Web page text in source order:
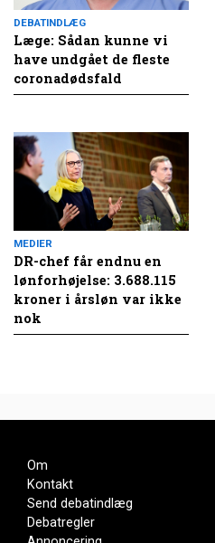
DEBATINDLÆG
Læge: Sådan kunne vi
have undgået de fleste
coronadødsfald
MEDIER
DR-chef får endnu en
lønforhøjelse: 3.688.115
kroner i årsløn var ikke
nok
Om
Kontakt
Send debatindlæg
Debatregler